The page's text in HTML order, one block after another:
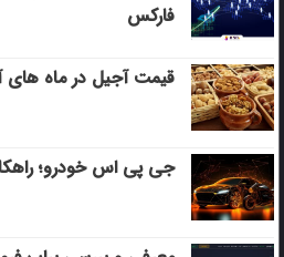
فارکس
قیمت آجیل در ماه های
جی پی اس خودرو؛